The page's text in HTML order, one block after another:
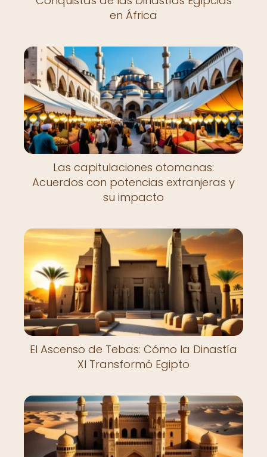
en África
Las capitulaciones otomanas:
Acuerdos con potencias extranjeras y
su impacto
El Ascenso de Tebas: Cómo la Dinastía
XI Transformó Egipto